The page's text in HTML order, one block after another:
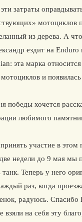
затраты
мотоциклов
из дерева. А
ездит на Enduro
эта марка
и
победы хочется
любимого
участие в этом
недели до 9 мая мы
танк. Теперь у него
раз, когда
радуюсь.
на себя эту